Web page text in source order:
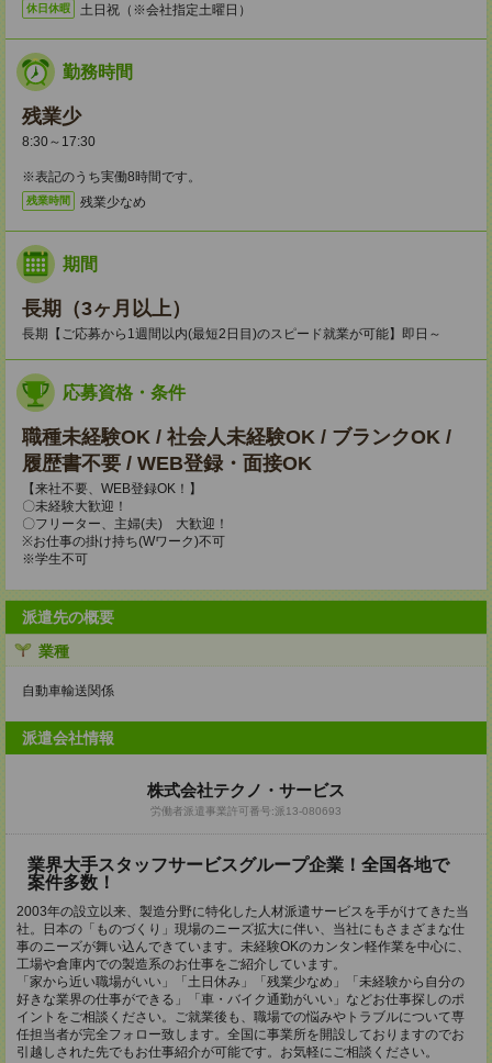
休日休暇 土日祝（※会社指定土曜日）
勤務時間
残業少
8:30～17:30
※表記のうち実働8時間です。
残業時間 残業少なめ
期間
長期（3ヶ月以上）
長期【ご応募から1週間以内(最短2日目)のスピード就業が可能】即日～
応募資格・条件
職種未経験OK / 社会人未経験OK / ブランクOK /
履歴書不要 / WEB登録・面接OK
【来社不要、WEB登録OK！】
〇未経験大歓迎！
〇フリーター、主婦(夫) 大歓迎！
※お仕事の掛け持ち(Wワーク)不可
※学生不可
派遣先の概要
業種
自動車輸送関係
派遣会社情報
株式会社テクノ・サービス
労働者派遣事業許可番号:派13-080693
業界大手スタッフサービスグループ企業！全国各地で
案件多数！
2003年の設立以来、製造分野に特化した人材派遣サービスを手がけてきた当
社。日本の「ものづくり」現場のニーズ拡大に伴い、当社にもさまざまな仕
事のニーズが舞い込んできています。未経験OKのカンタン軽作業を中心に、
工場や倉庫内での製造系のお仕事をご紹介しています。
「家から近い職場がいい」「土日休み」「残業少なめ」「未経験から自分の
好きな業界の仕事ができる」「車・バイク通勤がいい」などお仕事探しのポ
イントをご相談ください。ご就業後も、職場での悩みやトラブルについて専
任担当者が完全フォロー致します。全国に事業所を開設しておりますのでお
引越しされた先でもお仕事紹介が可能です。お気軽にご相談ください。